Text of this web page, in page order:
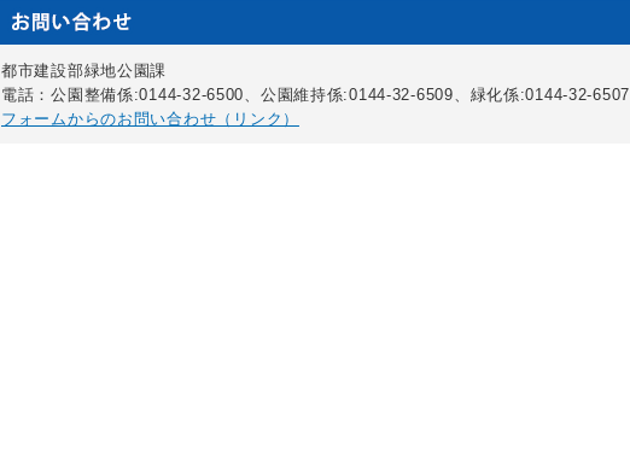
都市建設部緑地公園課
電話：公園整備係:0144-32-6500、公園維持係:0144-32-6509、緑化係:0144-32-6507
フォームからのお問い合わせ（リンク）